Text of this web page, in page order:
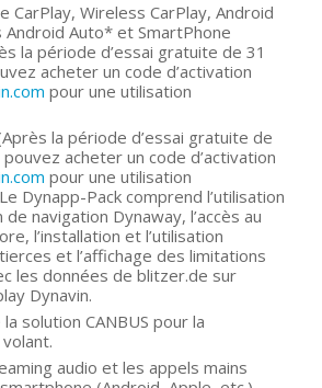
CarPlay, Wireless CarPlay, Android
Android Auto* et SmartPhone
la période d’essai gratuite de 31
acheter un code d’activation
pour une utilisation
la période d’essai gratuite de
acheter un code d’activation
pour une utilisation
Dynapp-Pack comprend l’utilisation
de navigation Dynaway, l’accès au
l’installation et l’utilisation
et l’affichage des limitations
les données de blitzer.de sur
Dynavin.
solution CANBUS pour la
audio et les appels mains